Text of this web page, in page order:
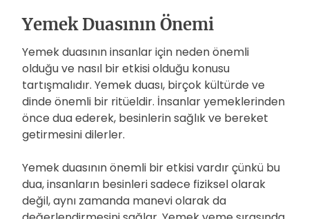
Yemek Duasının Önemi
Yemek duasının insanlar için neden önemli
olduğu ve nasıl bir etkisi olduğu konusu
tartışmalıdır. Yemek duası, birçok kültürde ve
dinde önemli bir ritüeldir. İnsanlar yemeklerinden
önce dua ederek, besinlerin sağlık ve bereket
getirmesini dilerler.
Yemek duasının önemli bir etkisi vardır çünkü bu
dua, insanların besinleri sadece fiziksel olarak
değil, aynı zamanda manevi olarak da